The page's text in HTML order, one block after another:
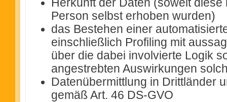
Herkunft der Daten (soweit
Person selbst erhoben wurden)
das Bestehen einer
einschließlich Profiling mit
über die dabei involvierte Logik
angestrebten Auswirkungen
Datenübermittlung in Drittländer
gemäß Art. 46 DS-GVO